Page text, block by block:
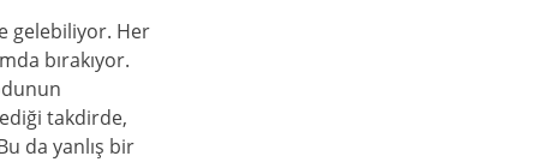
gelebiliyor. Her
bırakıyor.
takdirde,
da yanlış bir